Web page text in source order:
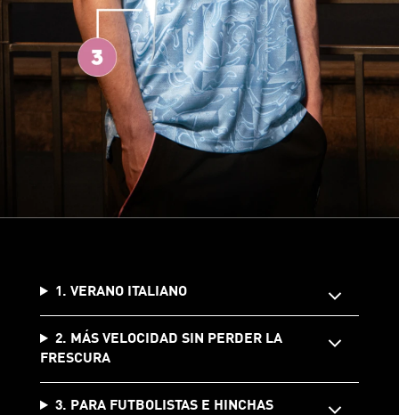
1. VERANO ITALIANO
2. MÁS VELOCIDAD SIN PERDER LA
FRESCURA
3. PARA FUTBOLISTAS E HINCHAS